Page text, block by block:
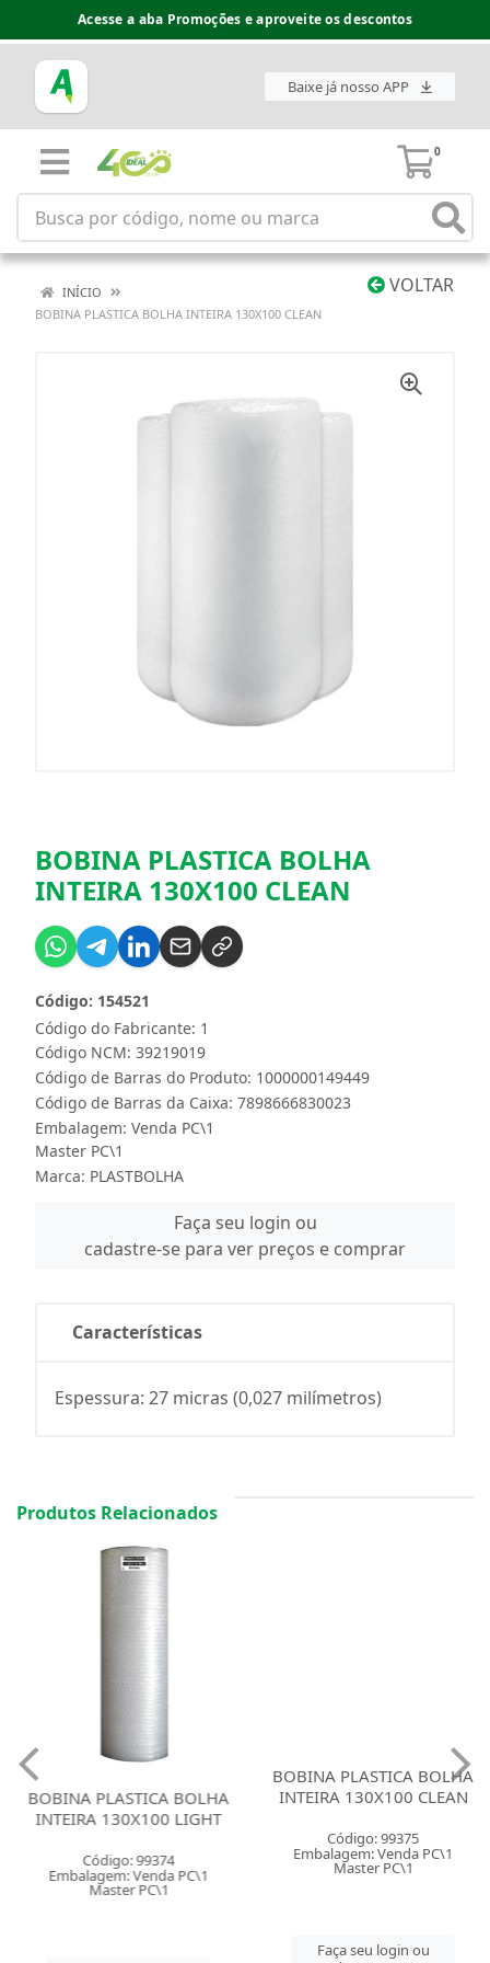
Acesse a aba Promoções e aproveite os descontos
Baixe já nosso APP
0
VOLTAR
INÍCIO
BOBINA PLASTICA BOLHA INTEIRA 130X100 CLEAN
BOBINA PLASTICA BOLHA
INTEIRA 130X100 CLEAN
Código do Fabricante: 1
Código: 154521
Código NCM: 39219019
Código de Barras do Produto: 1000000149449
Código de Barras da Caixa: 7898666830023
Embalagem: Venda PC\1
Master PC\1
Marca: PLASTBOLHA
Faça seu login ou
cadastre-se para ver preços e comprar
Características
Espessura: 27 micras (0,027 milímetros)
Produtos Relacionados
BOBINA PLASTICA BOLHA
INTEIRA 130X100 LIGHT
Código: 99374
Embalagem: Venda PC\1
Master PC\1
BOBINA PLASTICA BOLHA
Código: 99375
Embalagem: Venda PC\1